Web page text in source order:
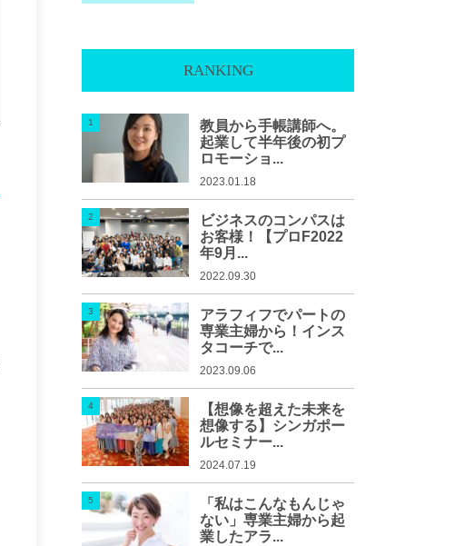
RANKING
教員から手帳講師へ。
起業して半年後の初プ
ロモーショ...
2023.01.18
ビジネスのコンパスは
お客様！【プロF2022
年9月...
2022.09.30
アラフィフでパートの
専業主婦から！インス
タコーチで...
2023.09.06
【想像を超えた未来を
想像する】シンガポー
ルセミナー...
2024.07.19
「私はこんなもんじゃ
ない」専業主婦から起
業したアラ...